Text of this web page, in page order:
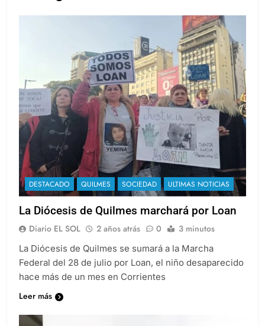
DESTACADO QUILMES SOCIEDAD ULTIMAS NOTICIAS
La Diócesis de Quilmes marchará por Loan
Diario EL SOL 2 años atrás 0 3 minutos
La Diócesis de Quilmes se sumará a la Marcha
Federal del 28 de julio por Loan, el niño desaparecido
hace más de un mes en Corrientes
Leer más